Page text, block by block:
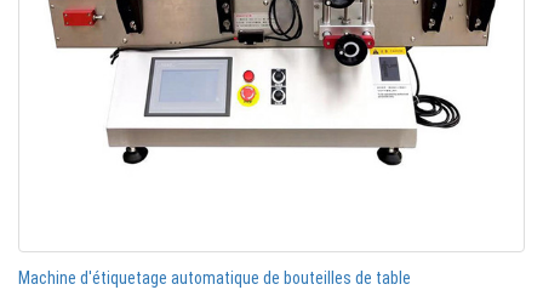
Machine d'étiquetage automatique de bouteilles de table